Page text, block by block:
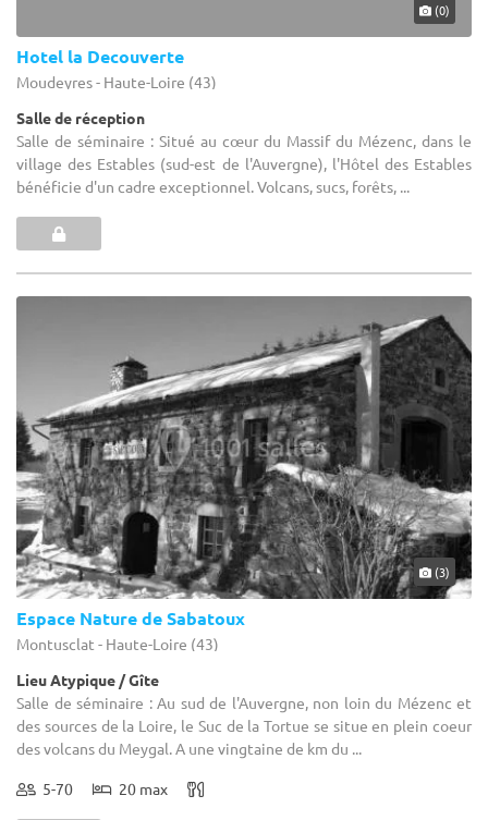
(0)
Hotel la Decouverte
Moudeyres - Haute-Loire (43)
Salle de réception
Salle de séminaire : Situé au cœur du Massif du Mézenc, dans le
village des Estables (sud-est de l'Auvergne), l'Hôtel des Estables
bénéficie d'un cadre exceptionnel. Volcans, sucs, forêts, ...
(3)
Espace Nature de Sabatoux
Montusclat - Haute-Loire (43)
Lieu Atypique / Gîte
Salle de séminaire : Au sud de l'Auvergne, non loin du Mézenc et
des sources de la Loire, le Suc de la Tortue se situe en plein coeur
des volcans du Meygal. A une vingtaine de km du ...
5-70 20 max